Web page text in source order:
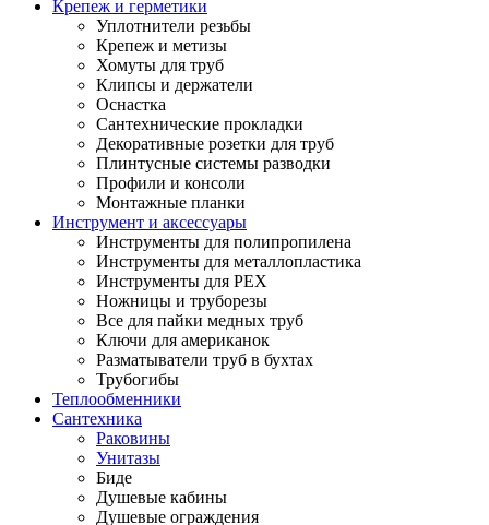
Крепеж и герметики
Уплотнители резьбы
Крепеж и метизы
Хомуты для труб
Клипсы и держатели
Оснастка
Сантехнические прокладки
Декоративные розетки для труб
Плинтусные системы разводки
Профили и консоли
Монтажные планки
Инструмент и аксессуары
Инструменты для полипропилена
Инструменты для металлопластика
Инструменты для PEX
Ножницы и труборезы
Все для пайки медных труб
Ключи для американок
Разматыватели труб в бухтах
Трубогибы
Теплообменники
Сантехника
Раковины
Унитазы
Биде
Душевые кабины
Душевые ограждения